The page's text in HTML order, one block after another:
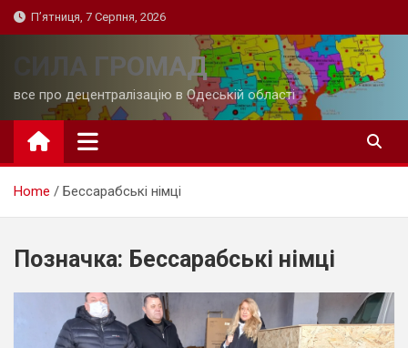
Skip
to
П’ятниця, 7 Серпня, 2026
СИЛА ГРОМАД
все про децентралізацію в Одеській області
Home Бессарабські німці
Позначка: Бессарабські німці